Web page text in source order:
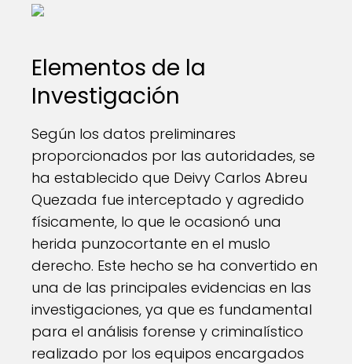
Elementos de la
Investigación
Según los datos preliminares
proporcionados por las autoridades, se
ha establecido que Deivy Carlos Abreu
Quezada fue interceptado y agredido
físicamente, lo que le ocasionó una
herida punzocortante en el muslo
derecho. Este hecho se ha convertido en
una de las principales evidencias en las
investigaciones, ya que es fundamental
para el análisis forense y criminalístico
realizado por los equipos encargados